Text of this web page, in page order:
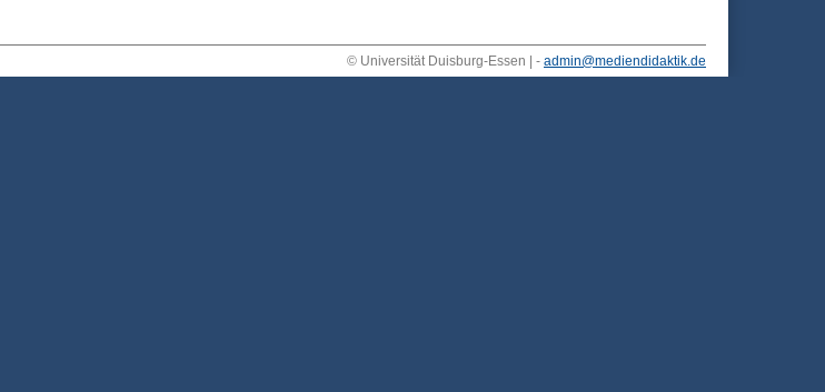
© Universität Duisburg-Essen | - admin@mediendidaktik.de